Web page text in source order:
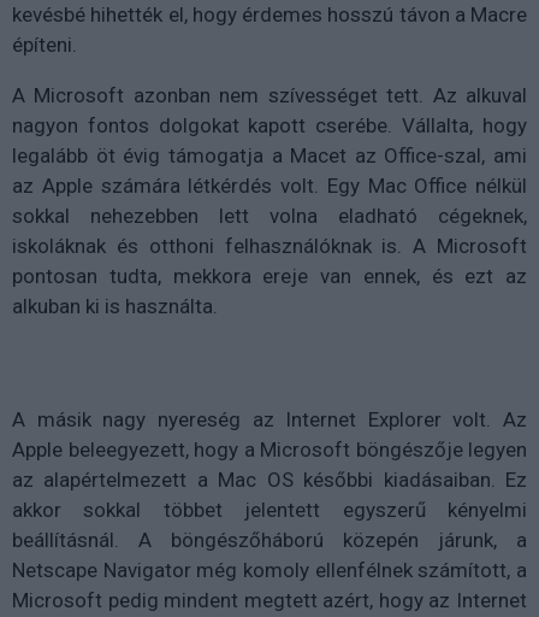
kevésbé hihették el, hogy érdemes hosszú távon a Macre
építeni.
A Microsoft azonban nem szívességet tett. Az alkuval
nagyon fontos dolgokat kapott cserébe. Vállalta, hogy
legalább öt évig támogatja a Macet az Office-szal, ami
az Apple számára létkérdés volt. Egy Mac Office nélkül
sokkal nehezebben lett volna eladható cégeknek,
iskoláknak és otthoni felhasználóknak is. A Microsoft
pontosan tudta, mekkora ereje van ennek, és ezt az
alkuban ki is használta.
A másik nagy nyereség az Internet Explorer volt. Az
Apple beleegyezett, hogy a Microsoft böngészője legyen
az alapértelmezett a Mac OS későbbi kiadásaiban. Ez
akkor sokkal többet jelentett egyszerű kényelmi
beállításnál. A böngészőháború közepén járunk, a
Netscape Navigator még komoly ellenfélnek számított, a
Microsoft pedig mindent megtett azért, hogy az Internet